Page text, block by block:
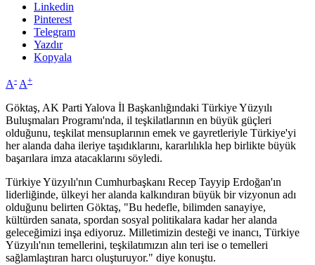
Linkedin
Pinterest
Telegram
Yazdır
Kopyala
A- A+
Göktaş, AK Parti Yalova İl Başkanlığındaki Türkiye Yüzyılı
Buluşmaları Programı'nda, il teşkilatlarının en büyük güçleri
olduğunu, teşkilat mensuplarının emek ve gayretleriyle Türkiye'yi
her alanda daha ileriye taşıdıklarını, kararlılıkla hep birlikte büyük
başarılara imza atacaklarını söyledi.
Türkiye Yüzyılı'nın Cumhurbaşkanı Recep Tayyip Erdoğan'ın
liderliğinde, ülkeyi her alanda kalkındıran büyük bir vizyonun adı
olduğunu belirten Göktaş, "Bu hedefle, bilimden sanayiye,
kültürden sanata, spordan sosyal politikalara kadar her alanda
geleceğimizi inşa ediyoruz. Milletimizin desteği ve inancı, Türkiye
Yüzyılı'nın temellerini, teşkilatımızın alın teri ise o temelleri
sağlamlaştıran harcı oluşturuyor." diye konuştu.